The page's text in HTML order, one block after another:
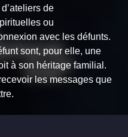
de
ou
avec les défunts.
sont, pour elle, une
à son héritage familial.
les messages que